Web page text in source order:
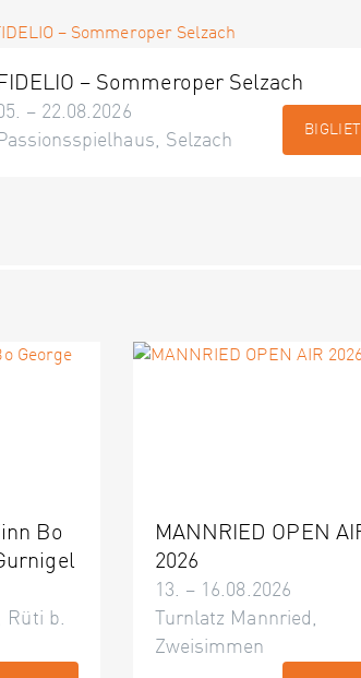
– Sommeroper Selzach
– 22.08.2026
Passionsspielhaus, Selzach
Bo
Rüti b.
MANNRIED OPEN
2026
13. – 16.08.2026
Turnlatz Mannried,
Zweisimmen